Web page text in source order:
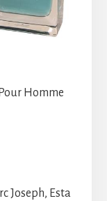
Homme
Joseph, Esta